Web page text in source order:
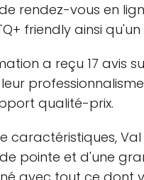
rendez-vous en
friendly ainsi
a reçu 17 avis
leur
qualité-prix.
caractéristiques,
pointe et d'une